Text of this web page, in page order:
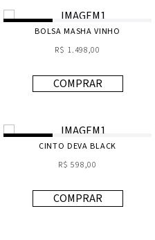
BOLSA MASHA VINHO
R$ 1.498,00
COMPRAR
CINTO DEVA BLACK
R$ 598,00
COMPRAR